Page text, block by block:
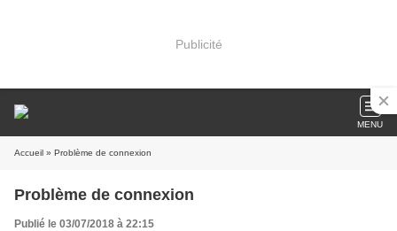
Publicité
MENU
Accueil » Problème de connexion
Problème de connexion
Publié le 03/07/2018 à 22:15